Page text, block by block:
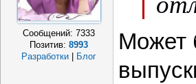
Сообщений: 7333
Позитив: 8993
Разработки
Блог
Может